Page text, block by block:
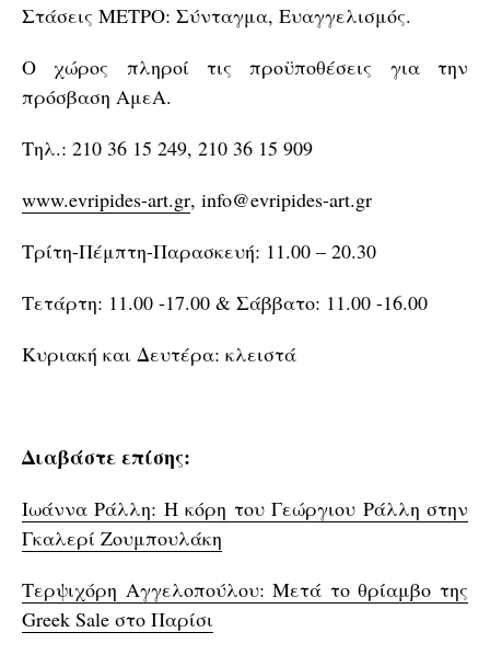
Στάσεις ΜΕΤΡΟ: Σύνταγμα, Ευαγγελισμός.
Ο χώρος πληροί τις προϋποθέσεις για την
πρόσβαση ΑμεΑ.
Τηλ.: 210 36 15 249, 210 36 15 909
www.evripides-art.gr, info@evripides-art.gr
Τρίτη-Πέμπτη-Παρασκευή: 11.00 – 20.30
Τετάρτη: 11.00 -17.00 & Σάββατο: 11.00 -16.00
Κυριακή και Δευτέρα: κλειστά
Διαβάστε επίσης:
Ιωάννα Ράλλη: Η κόρη του Γεώργιου Ράλλη στην
Γκαλερί Ζουμπουλάκη
Τερψιχόρη Αγγελοπούλου: Μετά το θρίαμβο της
Greek Sale στο Παρίσι